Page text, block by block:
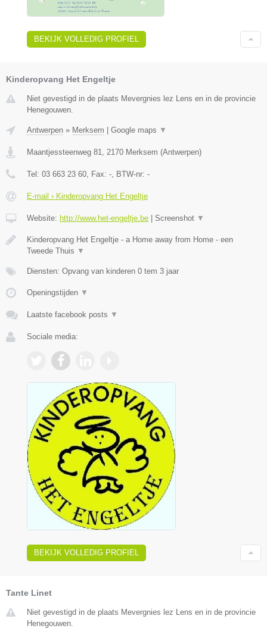
BEKIJK VOLLEDIG PROFIEL
Kinderopvang Het Engeltje
Niet gevestigd in de plaats Mevergnies lez Lens en in de provincie
Henegouwen.
Antwerpen » Merksem | Google maps ▼
Maantjessteenweg 81 2170 Merksem (Antwerpen)
Tel: 03 663 23 60 , Fax: - , BTW-nr: -
E-mail › Kinderopvang Het Engeltje
Website: http://www.het-engeltje.be | Screenshot ▼
Kinderopvang Het Engeltje - a Home away from Home - een
Tweede Thuis ▼
Diensten: Opvang van kinderen 0 tem 3 jaar
Openingstijden ▼
Laatste facebook posts ▼
Sociale media:
BEKIJK VOLLEDIG PROFIEL
Tante Linet
Niet gevestigd in de plaats Mevergnies lez Lens en in de provincie
Henegouwen.